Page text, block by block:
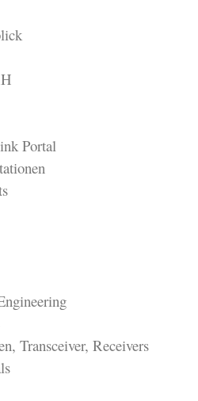
Portal
Transceiver, Receivers